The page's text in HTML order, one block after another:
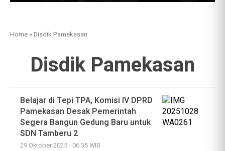
Home »Disdik Pamekasan
Disdik Pamekasan
Belajar di Tepi TPA, Komisi IV DPRD
Pamekasan Desak Pemerintah
Segera Bangun Gedung Baru untuk
SDN Tamberu 2
29 Oktober 2025 - 06:35 WIB